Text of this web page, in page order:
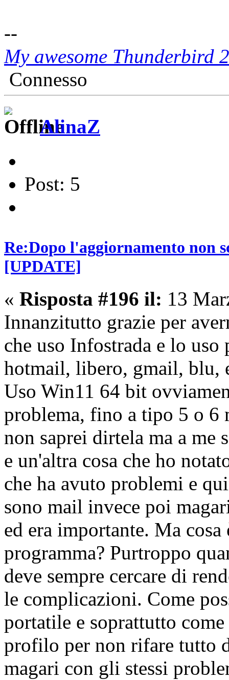
--
My awesome Thunderbird
Connesso
AlinaZ
Post: 5
Re:Dopo l'aggiornamento non
[UPDATE]
« Risposta #196 il: 13
Innanzitutto grazie per
che uso Infostrada e lo
hotmail, libero, gmail, blu,
Uso Win11 64 bit
problema, fino a tipo 5 o 6
non saprei dirtela ma a me
e un'altra cosa che ho
che ha avuto problemi e
sono mail invece poi
ed era importante. Ma cosa
programma? Purtroppo
deve sempre cercare di
le complicazioni. Come
portatile e soprattutto
profilo per non rifare tutto
magari con gli stessi